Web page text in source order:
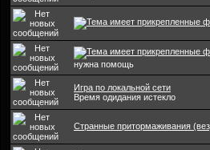
нужна помощь
Игра по локальной сети
Время одидания истекло
Странные притормаживания